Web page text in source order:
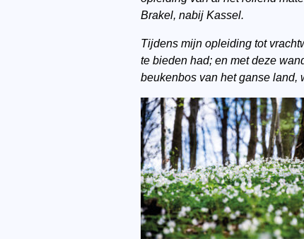
Brakel, nabij Kassel.
Tijdens mijn opleiding tot
te bieden had; en met deze
beukenbos van het ganse land,